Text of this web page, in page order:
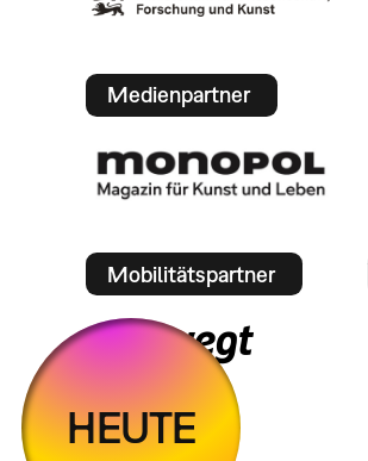
Medienpartner
Mobilitätspartner
HEUTE